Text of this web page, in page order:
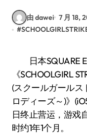
由 dawei 7 月 18,
#
日本SQUARE ENIX音乐手机游戏
《SCHOOLGIRL
(スクールガールス
ロディーズ～)》
日终止营运，游戏
时约1年1个月。